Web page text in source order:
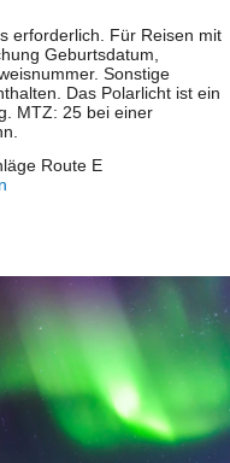
erforderlich. Für Reisen mit
Geburtsdatum,
Sonstige
Das Polarlicht ist ein
MTZ: 25 bei einer
Route E